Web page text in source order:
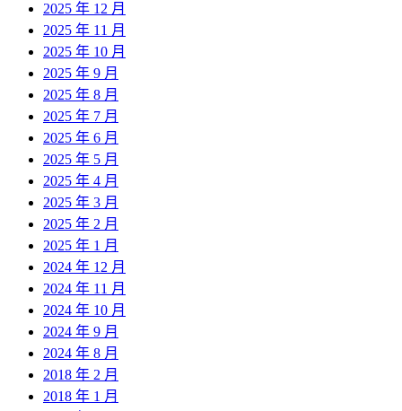
2025 年 12 月
2025 年 11 月
2025 年 10 月
2025 年 9 月
2025 年 8 月
2025 年 7 月
2025 年 6 月
2025 年 5 月
2025 年 4 月
2025 年 3 月
2025 年 2 月
2025 年 1 月
2024 年 12 月
2024 年 11 月
2024 年 10 月
2024 年 9 月
2024 年 8 月
2018 年 2 月
2018 年 1 月